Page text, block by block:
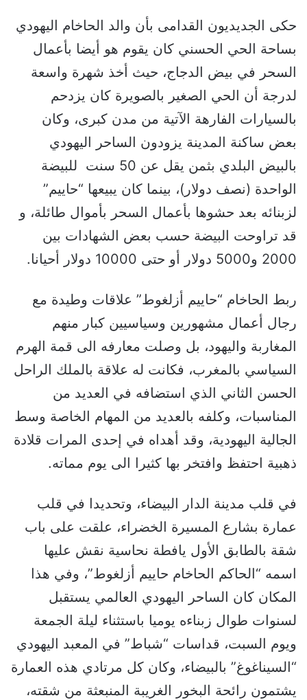
حكى الجديديون القدامى بأن والد الحاخام اليهودي
بساحة الحي الحسني كان يقوم هو أيضا بأعمال
السحر في بيض الدجاج، حيث أخذ شهرة واسعة
لدرجة أن الحي الصغير بالصويرة كان يزدحم
بالسيارات الفارهة الآتية من مدن كبرى، وكان
بعض ساكنة المدينة يزودون الساحر اليهودي
بالبيض البلدي بثمن يقل عن 50 سنت للبيضة
الواحدة (نصف دولار)، بينما كان يبيعها “حاييم”
لزبنائه بعد حشوها بأعمال السحر بأموال طائلة، و
قد تراوحت البيضة حسب بعض الشهادات بين
2000 و5000 دولار أو حتى 10000 دولار أحيانا.
ربط الحاخام “حاييم أزلغوط” علاقات وطيدة مع
رجال أعمال مشهورين وسياسيين كبار منهم
المغاربة واليهود، بل وصلت معارفه الى قمة الهرم
السياسي بالمغرب، فكانت له علاقة بالملك الراحل
الحسن الثاني الذي استضافه في العديد من
المناسبات، وكلفه بالعديد من المهام الخاصة وسط
الجالية اليهودية، وقد أهداه في إحدى المرات قلادة
ذهبية احتفظ وافتخر بها كثيرا الى يوم مماته.
في قلب مدينة الدار البيضاء، وتحديدا في قلب
عمارة بشارع المسيرة الخضراء، علقت على باب
شقة بالطابق الأول يافطة نحاسية نقش عليها
اسمه “الحاكم الحاخام حاييم أزلغوط”، وفي هذا
المكان كان الساحر اليهودي العالمي يستقبل
لسنوات طوال زبناءه يوميا باستثناء ليلة الجمعة
ويوم السبت، قداسات “شباط” في المعبد اليهودي
“السيناغوغ” بالبيضاء، وكان كل مرتادي هذه العمارة
يشتمون رائحة البخور الغريبة المنبعثة من شقته،